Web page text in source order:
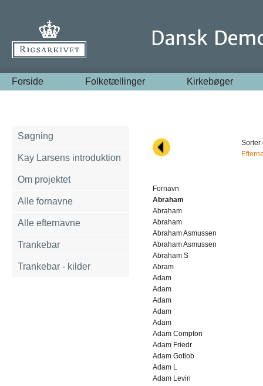
Forside Folketællinger Kirkebøger
Søgning
Kay Larsens introduktion
Om projektet
Alle fornavne
Alle efternavne
Trankebar
Trankebar - kilder
Sorter
Fornavn
Abraham
Abraham
Abraham
Abraham Asmussen
Abraham Asmussen
Abraham S
Abram
Adam
Adam
Adam
Adam
Adam
Adam Compton
Adam Friedr
Adam Gotlob
Adam L
Adam Levin